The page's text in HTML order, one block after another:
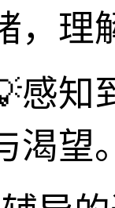
，理
感知
渴望